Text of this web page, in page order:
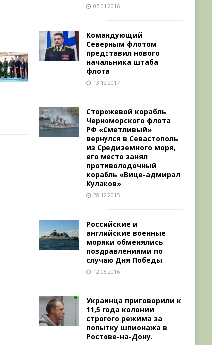
07.01.2016
Командующий
Северным флотом
представил нового
начальника штаба
флота
13.12.2017
Сторожевой корабль
Черноморского флота
РФ «Сметливый»
вернулся в Севастополь
из Средиземного моря,
его место занял
противолодочный
корабль «Вице-адмирал
Кулаков»
28.12.2015
Российские и
английские военные
моряки обменялись
поздравлениями по
случаю Дня Победы
12.05.2016
Украинца приговорили к
11,5 года колонии
строгого режима за
попытку шпионажа в
Ростове-на-Дону.